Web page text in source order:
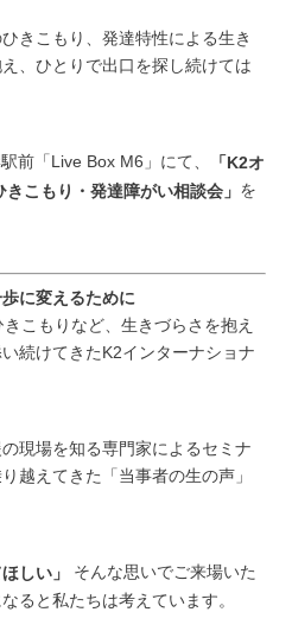
きこもり、発達特性による生き
、ひとりで出口を探し続けては
前「Live Box M6」にて、
「K2オ
こもり・発達障がい相談会」 を
歩に変えるために
こもりなど、生きづらさを抱え
続けてきたK2インターナショナ
現場を知る専門家によるセミナ
越えてきた「当事者の生の声」
しい」
そんな思いでご来場いた
ると私たちは考えています。